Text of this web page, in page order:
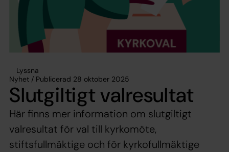
Lyssna
Nyhet / Publicerad 28 oktober 2025
Slutgiltigt valresultat
Här finns mer information om slutgiltigt
valresultat för val till kyrkomöte,
stiftsfullmäktige och för kyrkofullmäktige